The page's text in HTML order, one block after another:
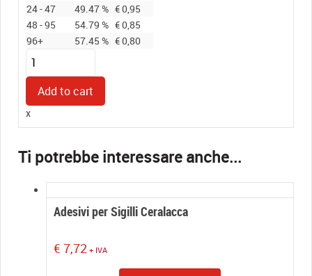
24 - 47
49.47 % €0,95
48 - 95
54.79 % €0,85
96+
57.45 % €0,80
per
pistola
ROSA
quantity
Add to cart
x
Adesivi per Sigilli Ceralacca
€ 7,72 + IVA